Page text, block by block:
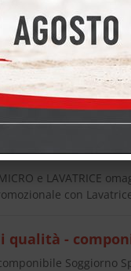
CUCINE CREO Living
è il
Group - qualità,
di alta
370 + MICRO
e LAVATRICE
con
qualità -
Soggiorno